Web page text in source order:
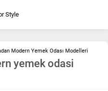
Modern Yemek Odası Modelleri
yemek odasi